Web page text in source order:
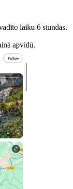
laiku 6 stundas.
apvidū.